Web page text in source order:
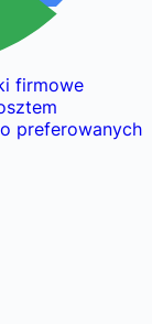
firmowe
preferowanych